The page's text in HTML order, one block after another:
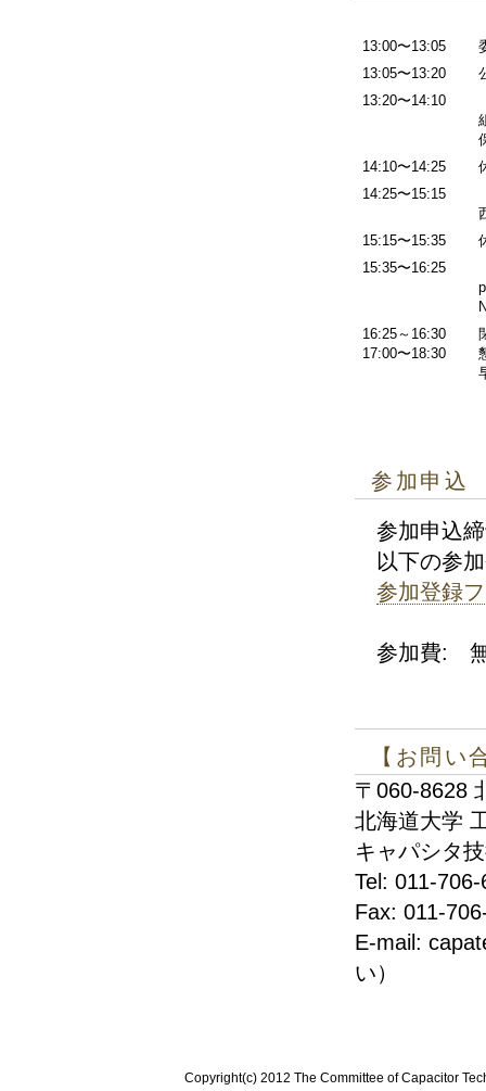
13:00〜13:05
13:05〜13:20
13:20〜14:10
14:10〜14:25
14:25〜15:15
15:15〜15:35
15:35〜16:25
16:25～16:30
17:00〜18:30
参加申込
参加申込
以下の参
参加登録
参加費: 無
【お問い
〒060-8628
北海道大学
キャパシタ
Tel: 011-
Fax: 011-
E-mail:
い）
Copyright(c) 2012 The Committee of Capacitor